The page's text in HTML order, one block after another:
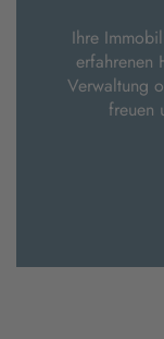
Ihre
Verwaltung
freuen